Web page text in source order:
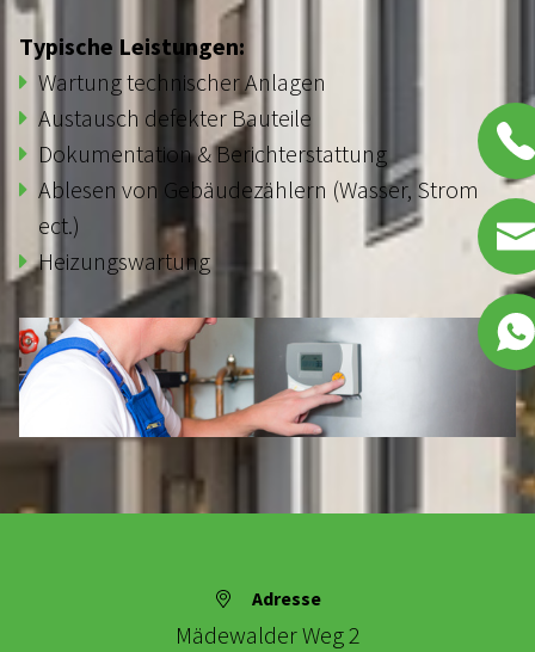
LEISTUNGEN
HAUSMEISTERSERVICE
REINIGUNGSDIENSTE
OBJEKTINSTANDHALTUNG
KONTAKT
Typische Leistungen:
Wartung technischer Anlagen
Austausch defekter Bauteile
Dokumentation & Berichterstattung
Ablesen von Gebäudezählern (Wasser, Strom
ect.)
Heizungswartung
Adresse
Mädewalder Weg 2